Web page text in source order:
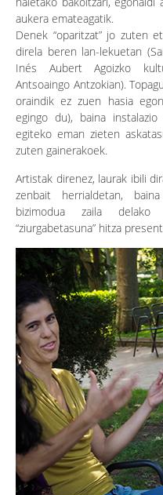
aukera emateagatik.
Denek “oparitzat” jo zuten
direla beren lan-lekuetan
Inés Aubert Agoizko
Antsoaingo Antzokian).
oraindik ez zuen hasia
egingo du), baina
egiteko eman zieten
zuten gainerakoek.
Artistak direnez, laurak ibili
zenbait herrialdetan,
bizimodua zaila
“ziurgabetasuna” hitza